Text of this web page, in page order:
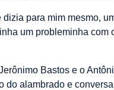
para mim mesmo,
um probleminha
Bastos e o
do alambrado e